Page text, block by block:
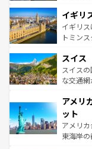
いる。
香り高
らに、
れる地
を参照
顔を持
ルリン
してラ
は、お酒好
ドイツ情
イギリ
イギリ
トミン
リアご
ティー
戦など
ンツ一覧
スイス
スイス
な交通
の建物
博物館
ことが
者向け
アメリ
ット
アメリ
東海岸